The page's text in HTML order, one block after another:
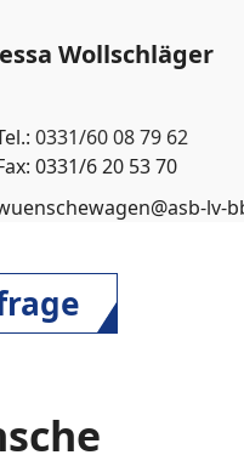
Wollschläger
0331/60 08 79 62
0331/6 20 53 70
lv-